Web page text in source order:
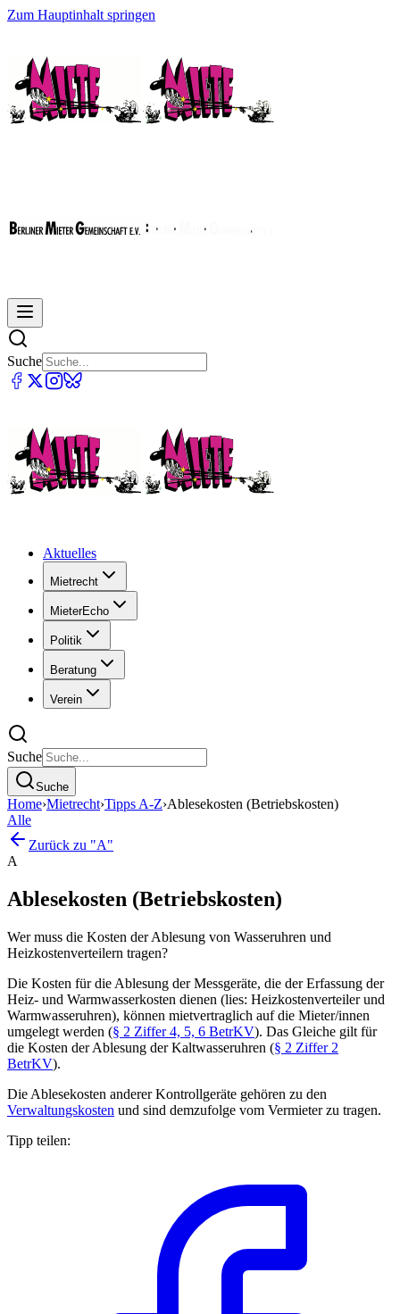
Zum Hauptinhalt springen
Suche
Aktuelles
Mietrecht
MieterEcho
Politik
Beratung
Verein
Suche
Suche
Home›Mietrecht›Tipps A-Z›Ablesekosten (Betriebskosten)
Alle
Zurück zu "A"
A
Ablesekosten (Betriebskosten)
Wer muss die Kosten der Ablesung von Wasseruhren und
Heizkostenverteilern tragen?
Die Kosten für die Ablesung der Messgeräte, die der Erfassung der
Heiz- und Warmwasserkosten dienen (lies: Heizkostenverteiler und
Warmwasseruhren), können mietvertraglich auf die Mieter/innen
umgelegt werden (§ 2 Ziffer 4, 5, 6 BetrKV). Das Gleiche gilt für
die Kosten der Ablesung der Kaltwasseruhren (§ 2 Ziffer 2
BetrKV).
Die Ablesekosten anderer Kontrollgeräte gehören zu den
Verwaltungskosten und sind demzufolge vom Vermieter zu tragen.
Tipp teilen: